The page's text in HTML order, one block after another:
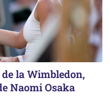
la Wimbledon,
Naomi Osaka